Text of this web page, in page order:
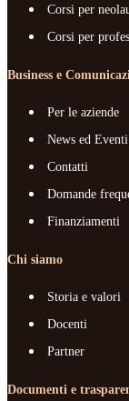
Corsi per
Corsi per
Business e
Per le aziende
News ed Eventi
Contatti
Domande
Finanziamenti
Chi siamo
Storia e valori
Docenti
Partner
Documenti e